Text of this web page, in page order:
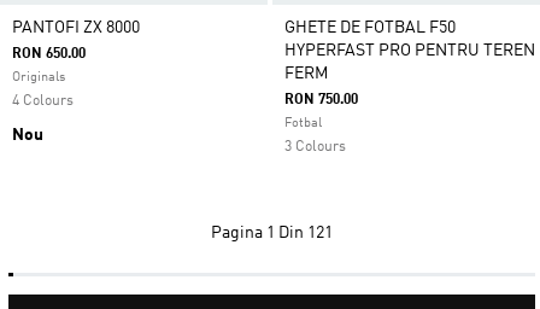
PANTOFI ZX 8000
RON 650.00
Originals
4 Colours
Nou
GHETE DE FOTBAL F50
HYPERFAST PRO PENTRU TEREN
FERM
RON 750.00
Fotbal
3 Colours
Pagina 1 Din 121